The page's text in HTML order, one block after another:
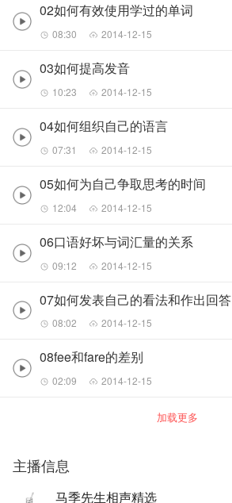
02如何有效使用学过的单词
08:30 2014-12-15
03如何提高发音
10:23 2014-12-15
04如何组织自己的语言
07:31 2014-12-15
05如何为自己争取思考的时间
12:04 2014-12-15
06口语好坏与词汇量的关系
09:12 2014-12-15
07如何发表自己的看法和作出回答
08:02 2014-12-15
08fee和fare的差别
02:09 2014-12-15
加载更多
主播信息
马季先生相声精选